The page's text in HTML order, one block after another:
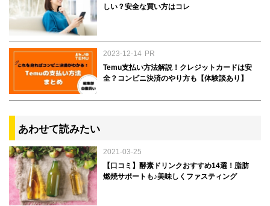
しい？安全な買い方はコレ
2023-12-14 PR
Temu支払い方法解説！クレジットカードは安
全？コンビニ決済のやり方も【体験談あり】
あわせて読みたい
2021-03-25
【口コミ】酵素ドリンクおすすめ14選！脂肪
燃焼サポートも♪美味しくファスティング